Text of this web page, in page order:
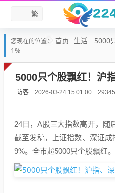
繁
您现在的位置： 首页 生活
5000
1%
5000只个股飘红！沪
访客 2026-03-24 15:01:00 29345
24日，A股三大指数高开，随
截至发稿，上证指数、深证
9%。全市超5000只个股飘红。